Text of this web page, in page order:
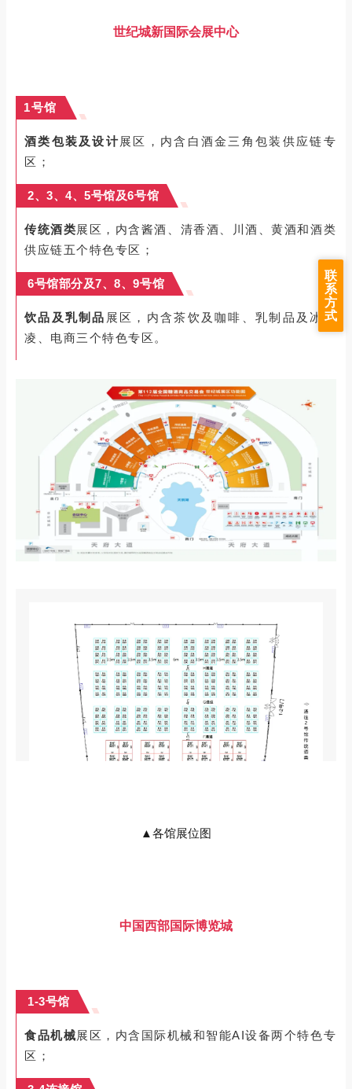
世纪城新国际会展中心
1号馆
酒类包装及设计展区，内含白酒金三角包装供应链专
区；
2、3、4、5号馆及6号馆
传统酒类展区，内含酱酒、清香酒、川酒、黄酒和酒类
供应链五个特色专区；
6号馆部分及7、8、9号馆
饮品及乳制品 展区，内含茶饮及咖啡、乳制品及冰激
凌、电商三个特色专区。
▲各馆展位图
中国西部国际博览城
1-3号馆
食品机械展区，内含国际机械和智能AI设备两个特色专
区；
联
系
方
式